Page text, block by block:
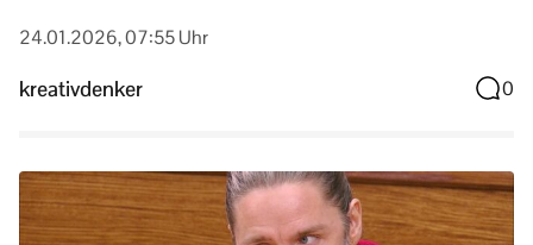
24.01.2026, 07:55 Uhr
kreativdenker 0